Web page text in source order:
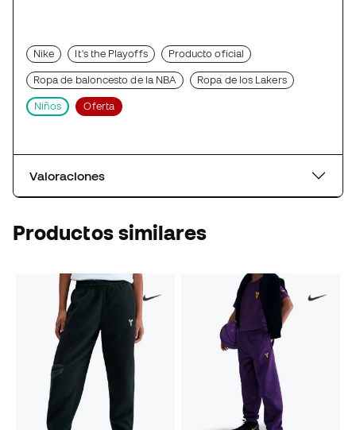
Nike It's the Playoffs Producto oficial
Ropa de baloncesto de la NBA Ropa de los Lakers
Niños Oferta
Valoraciones
Productos similares